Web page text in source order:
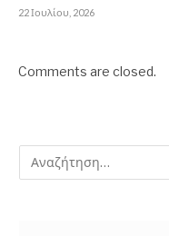
22 Ιουλίου, 2026
Comments are closed.